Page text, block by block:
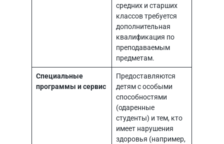
средних и старших
классов требуется
дополнительная
квалификация по
преподаваемым
предметам.
Специальные
программы и сервис
Предоставляются
детям с особыми
способностями
(одаренные
студенты) и тем, кто
имеет нарушения
здоровья (например,